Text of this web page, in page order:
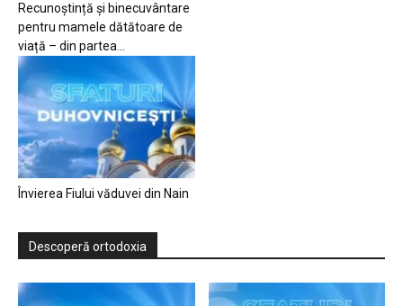
Recunoștință și binecuvântare
pentru mamele dătătoare de
viață – din partea...
Învierea Fiului văduvei din Nain
Descoperă ortodoxia